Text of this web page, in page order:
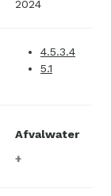
2024
4.5.3.4
5.1
Afvalwater